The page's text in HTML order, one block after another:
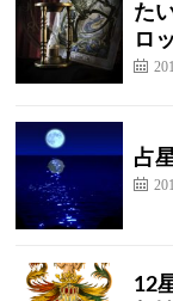
た
ロ
占
12